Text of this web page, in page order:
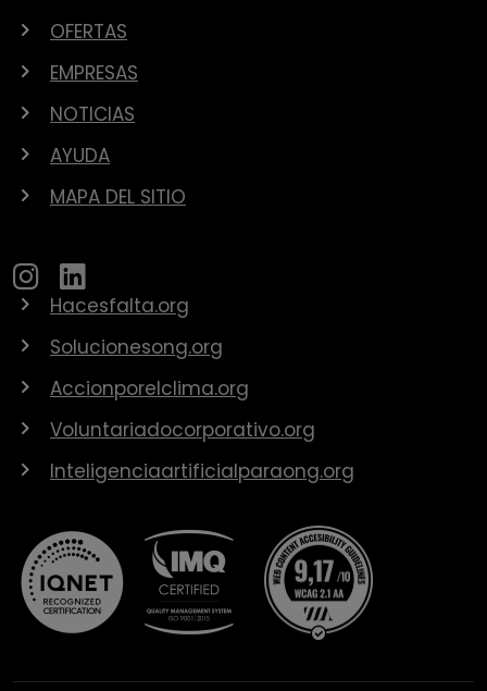
OFERTAS
EMPRESAS
NOTICIAS
AYUDA
MAPA DEL SITIO
Hacesfalta.org
Solucionesong.org
Accionporelclima.org
Voluntariadocorporativo.org
Inteligenciaartificialparaong.org